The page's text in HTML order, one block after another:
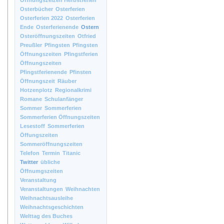
Osterbücher Osterferien
Osterferien 2022 Osterferien
Ende Osterferienende Ostern
Osteröffnungszeiten Otfried
Preußler Pfingsten Pfingsten
Öffnungszeiten Pfingstferien
Öffnungszeiten
Pfingstferienende Pfinsten
Öffnungszeit Räuber
Hotzenplotz Regionalkrimi
Romane Schulanfänger
Sommer Sommerferien
Sommerferien Öffnungszeiten
Lesestoff Sommerferien
Öffungszeiten
Sommeröffnungszeiten
Telefon Termin Titanic
Twitter übliche
Öffnumgszeiten
Veranstaltung
Veranstaltungen Weihnachten
Weihnachtsausleihe
Weihnachtsgeschichten
Welttag des Buches